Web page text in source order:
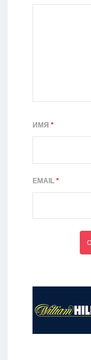
ИМЯ *
EMAIL *